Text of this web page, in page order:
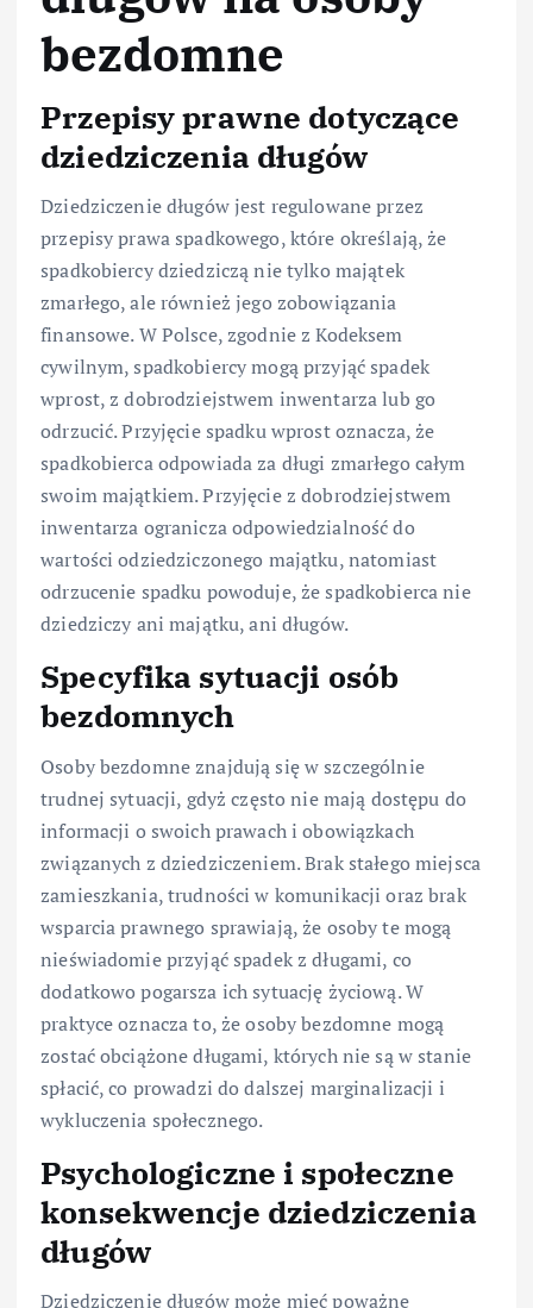
bezdomne
Przepisy prawne dotyczące
dziedziczenia długów
Dziedziczenie długów jest regulowane przez
przepisy prawa spadkowego, które określają, że
spadkobiercy dziedziczą nie tylko majątek
zmarłego, ale również jego zobowiązania
finansowe. W Polsce, zgodnie z Kodeksem
cywilnym, spadkobiercy mogą przyjąć spadek
wprost, z dobrodziejstwem inwentarza lub go
odrzucić. Przyjęcie spadku wprost oznacza, że
spadkobierca odpowiada za długi zmarłego całym
swoim majątkiem. Przyjęcie z dobrodziejstwem
inwentarza ogranicza odpowiedzialność do
wartości odziedziczonego majątku, natomiast
odrzucenie spadku powoduje, że spadkobierca nie
dziedziczy ani majątku, ani długów.
Specyfika sytuacji osób
bezdomnych
Osoby bezdomne znajdują się w szczególnie
trudnej sytuacji, gdyż często nie mają dostępu do
informacji o swoich prawach i obowiązkach
związanych z dziedziczeniem. Brak stałego miejsca
zamieszkania, trudności w komunikacji oraz brak
wsparcia prawnego sprawiają, że osoby te mogą
nieświadomie przyjąć spadek z długami, co
dodatkowo pogarsza ich sytuację życiową. W
praktyce oznacza to, że osoby bezdomne mogą
zostać obciążone długami, których nie są w stanie
spłacić, co prowadzi do dalszej marginalizacji i
wykluczenia społecznego.
Psychologiczne i społeczne
konsekwencje dziedziczenia
długów
Dziedziczenie długów może mieć poważne